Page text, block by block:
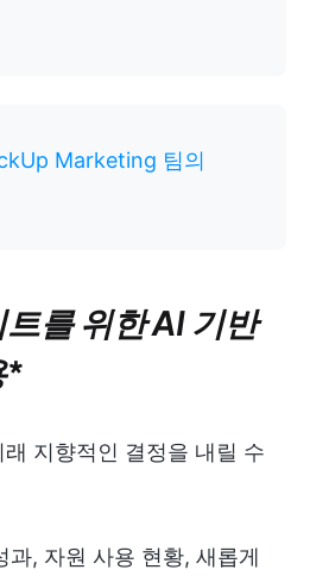
Marketing 팀의
를 위한 AI 기반
*
지향적인 결정을 내릴 수
과, 자원 사용 현황, 새롭게